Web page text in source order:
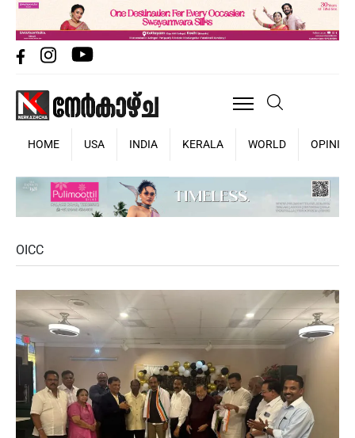
HOME USA INDIA KERALA WORLD OPINION
OICC